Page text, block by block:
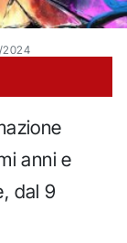
2024
anni e
dal 9